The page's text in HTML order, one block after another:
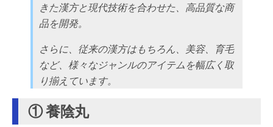
きた漢方と現代技術を合わせた、高品質な商
品を開発。
さらに、従来の漢方はもちろん、美容、育毛
など、様々なジャンルのアイテムを幅広く取
り揃えています。
① 養陰丸